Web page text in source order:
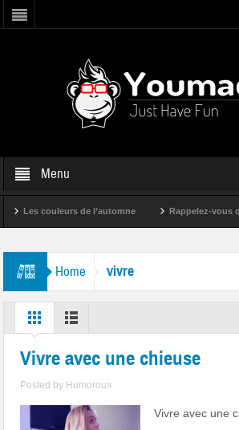
Menu
couleurs de l’automne Rappelez-vous que
Home vivre
Vivre avec une chieuse
Posted by Humorous
Vivre avec une